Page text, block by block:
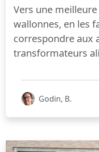
Vers une
wallonnes, en les
correspondre aux
transformateurs
Godin, B.